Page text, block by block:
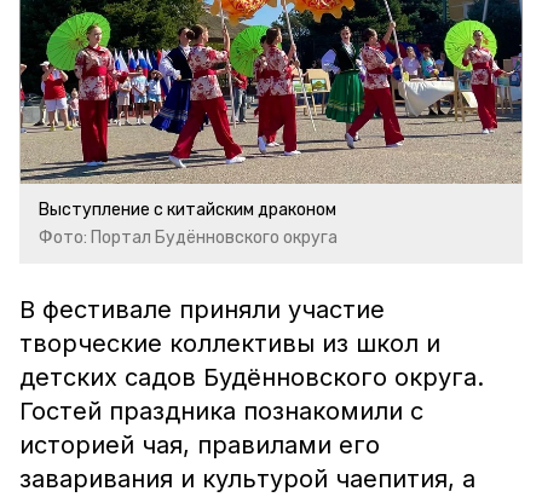
Выступление с китайским драконом
Фото: Портал Будённовского округа
В фестивале приняли участие
творческие коллективы из школ и
детских садов Будённовского округа.
Гостей праздника познакомили с
историей чая, правилами его
заваривания и культурой чаепития, а